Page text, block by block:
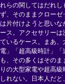
れらの関してはだれ
ず、そのままクローゼ
は片付けようと思い
ース。アクセサリー
ているケース。まあ、
電」「超高級時計」「
も、その多くはその
りの大型家電や超高
しれない。日本人だ